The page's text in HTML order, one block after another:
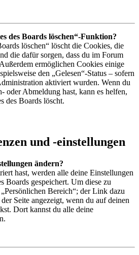
des Boards löschen“-Funktion?
löschen“ löscht die Cookies, die
die dafür sorgen, dass du im Forum
ermöglichen Cookies einige
den „Gelesen“-Status – sofern
aktiviert wurden. Wenn du
oder Abmeldung hast, kann es helfen,
des Boards löscht.
und -einstellungen
ändern?
hast, werden alle deine Einstellungen
Boards gespeichert. Um diese zu
Bereich“; der Link dazu
Seite angezeigt, wenn du auf deinen
Dort kannst du alle deine